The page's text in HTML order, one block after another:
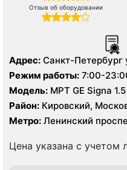
Отзыв об оборудовании
Адрес: Санкт-Петербург
Режим работы: 7:00-
Модель: МРТ GE Signa
Район: Кировский,
Метро: Ленинский
Цена указана с учетом